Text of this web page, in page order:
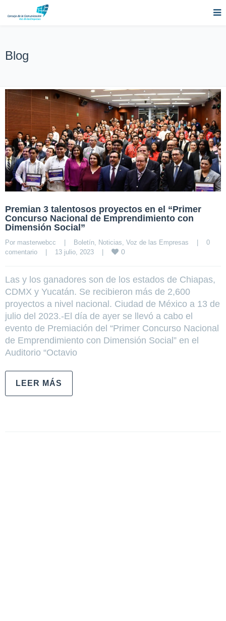
Blog
Premian 3 talentosos proyectos en el “Primer
Concurso Nacional de Emprendimiento con
Dimensión Social”
Por masterwebcc | Boletín Noticias Voz de las Empresas |
0
comentario
| 13 julio, 2023 | 0
Las y los ganadores son de los estados de Chiapas,
CDMX y Yucatán. Se recibieron más de 2,600
proyectos a nivel nacional. Ciudad de México a 13 de
julio del 2023.-El día de ayer se llevó a cabo el
evento de Premiación del “Primer Concurso Nacional
de Emprendimiento con Dimensión Social” en el
Auditorio “Octavio
LEER MÁS